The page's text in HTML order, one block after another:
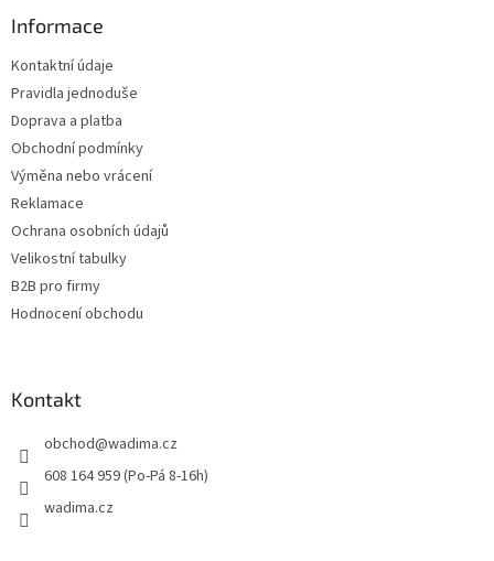
Informace
Kontaktní údaje
Pravidla jednoduše
Doprava a platba
Obchodní podmínky
Výměna nebo vrácení
Reklamace
Ochrana osobních údajů
Velikostní tabulky
B2B pro firmy
Hodnocení obchodu
Kontakt
obchod@wadima.cz
608 164 959 (Po-Pá 8-16h)
wadima.cz